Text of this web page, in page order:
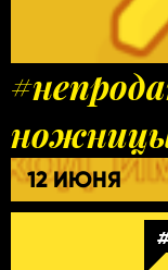
12 ИЮНЯ